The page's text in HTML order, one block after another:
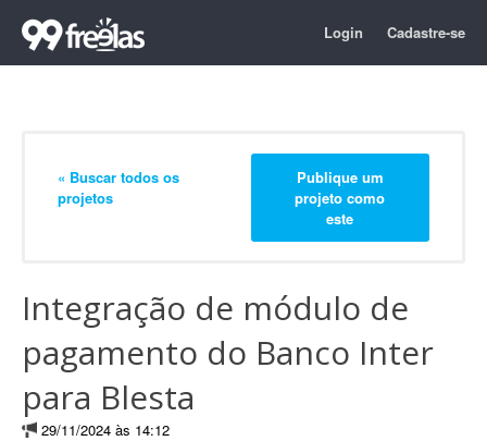
Login Cadastre-se
« Buscar todos os
projetos
Publique um
projeto como
este
Integração de módulo de
pagamento do Banco Inter
para Blesta
29/11/2024 às 14:12